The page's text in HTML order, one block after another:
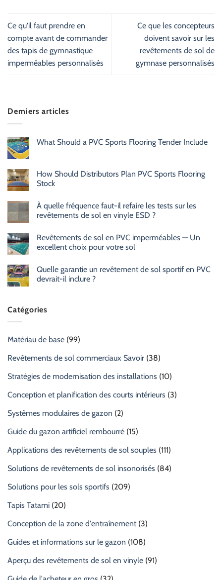
Ce qu'il faut prendre en
compte avant de commander
des tapis de gymnastique
imperméables personnalisés
Ce que les concepteurs
doivent savoir sur les
revêtements de sol de
gymnase personnalisés
Derniers articles
What Should a PVC Sports Flooring Tender Include
How Should Distributors Plan PVC Sports Flooring
Stock
À quelle fréquence faut-il refaire les tests sur les
revêtements de sol en vinyle ESD ?
Revêtements de sol en PVC imperméables — Un
excellent choix pour votre sol
Quelle garantie un revêtement de sol sportif en PVC
devrait-il inclure ?
Catégories
Matériau de base (99)
Revêtements de sol commerciaux Savoir (38)
Stratégies de modernisation des installations (10)
Conception et planification des courts intérieurs (3)
Systèmes modulaires de gazon (2)
Guide du gazon artificiel rembourré (15)
Applications des revêtements de sol souples (111)
Solutions de revêtements de sol insonorisés (84)
Solutions pour les sols sportifs (209)
Tapis Tatami (20)
Conception de la zone d'entraînement(3)
Guides et informations sur le gazon (108)
Aperçu des revêtements de sol en vinyle (91)